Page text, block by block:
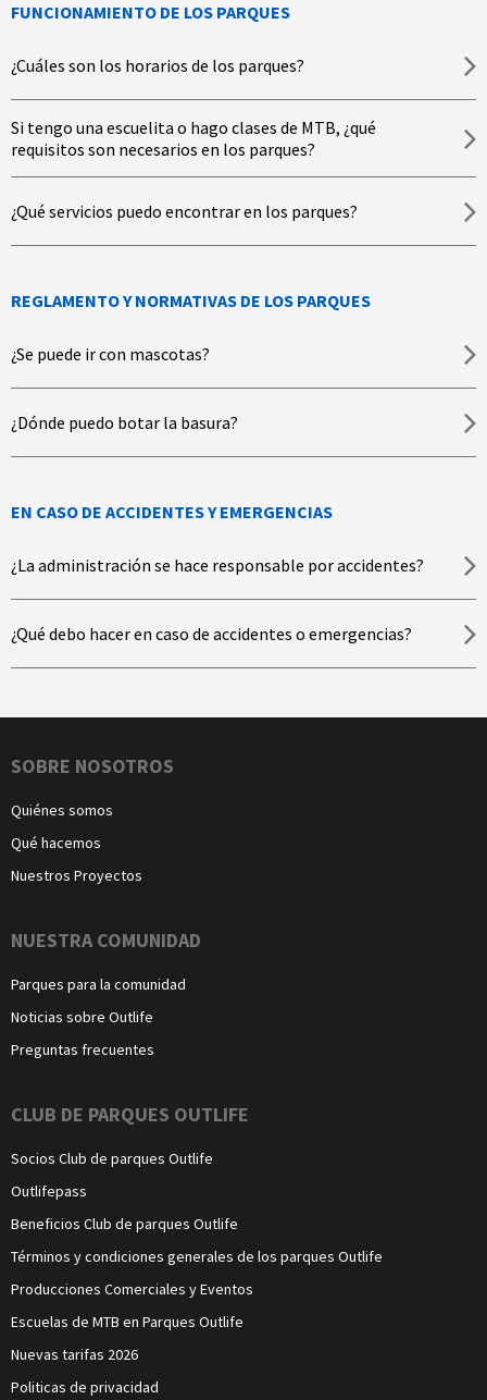
FUNCIONAMIENTO DE LOS PARQUES
¿Cuáles son los horarios de los parques?
Si tengo una escuelita o hago clases de MTB, ¿qué
requisitos son necesarios en los parques?
¿Qué servicios puedo encontrar en los parques?
REGLAMENTO Y NORMATIVAS DE LOS PARQUES
¿Se puede ir con mascotas?
¿Dónde puedo botar la basura?
EN CASO DE ACCIDENTES Y EMERGENCIAS
¿La administración se hace responsable por accidentes?
¿Qué debo hacer en caso de accidentes o emergencias?
Navegación
SOBRE NOSOTROS
Quiénes somos
Qué hacemos
Nuestros Proyectos
NUESTRA COMUNIDAD
Parques para la comunidad
Noticias sobre Outlife
Preguntas frecuentes
CLUB DE PARQUES OUTLIFE
Socios Club de parques Outlife
Outlifepass
Beneficios Club de parques Outlife
Términos y condiciones generales de los parques Outlife
Producciones Comerciales y Eventos
Escuelas de MTB en Parques Outlife
Nuevas tarifas 2026
Politicas de privacidad